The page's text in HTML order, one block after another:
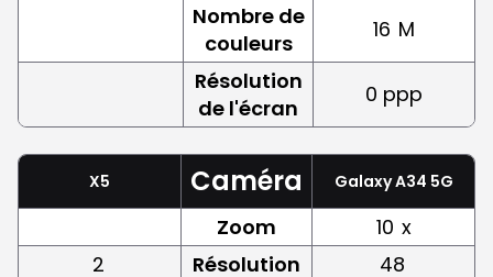
Nombre de
couleurs
16 M
Résolution
de l'écran
0 ppp
X5 Caméra Galaxy A34 5G
Zoom 10 x
2
Résolution
48